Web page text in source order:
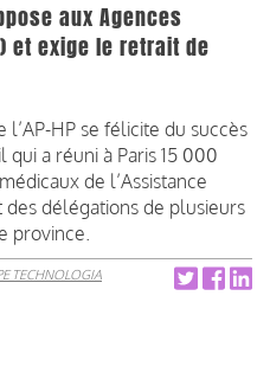
aux Agences
et exige le retrait de
HP se félicite du succès
a réuni à Paris 15 000
de l’Assistance
des délégations de plusieurs
province.
TECHNOLOGIA